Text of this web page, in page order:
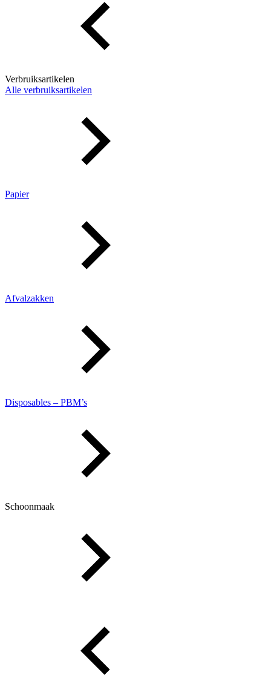
Verbruiksartikelen
Alle verbruiksartikelen
Papier
Afvalzakken
Disposables – PBM’s
Schoonmaak